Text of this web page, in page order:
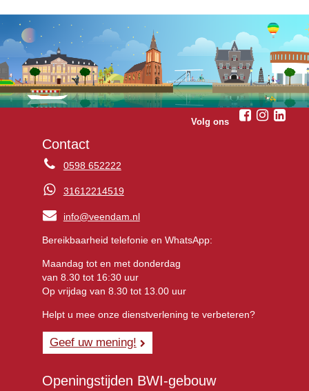
Volg ons
Contact
0598 652222
31612214519
info@veendam.nl
Bereikbaarheid telefonie en WhatsApp:
Maandag tot en met donderdag
van 8.30 tot 16:30 uur
Op vrijdag van 8.30 tot 13.00 uur
Helpt u mee onze dienstverlening te verbeteren?
Geef uw mening!
Openingstijden BWI-gebouw